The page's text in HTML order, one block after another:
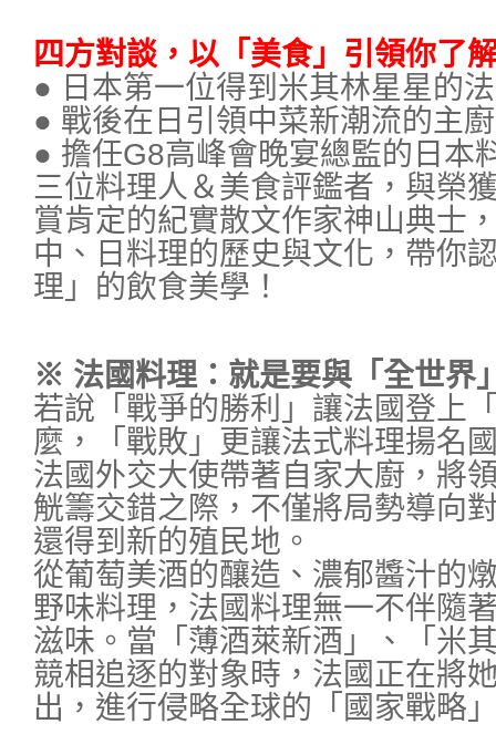
四方對談，以「美食」引領你了
● 日本第一位得到米其林星星的
● 戰後在日引領中菜新潮流的主
● 擔任G8高峰會晚宴總監的日本
三位料理人＆美食評鑑者，與榮
賞肯定的紀實散文作家神山典士
中、日料理的歷史與文化，帶你
理」的飲食美學！
※ 法國料理：就是要與「全世界
若說「戰爭的勝利」讓法國登上
麼，「戰敗」更讓法式料理揚名
法國外交大使帶著自家大廚，將
觥籌交錯之際，不僅將局勢導向
還得到新的殖民地。
從葡萄美酒的釀造、濃郁醬汁的
野味料理，法國料理無一不伴隨
滋味。當「薄酒萊新酒」、「米
競相追逐的對象時，法國正在將
出，進行侵略全球的「國家戰